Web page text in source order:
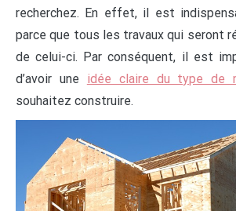
recherchez. En effet, il est
parce que tous les travaux qui seront
de celui-ci. Par conséquent, il est
d’avoir une idée claire du type de
souhaitez construire.